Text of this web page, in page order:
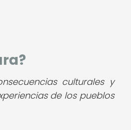
culturales y
de los pueblos